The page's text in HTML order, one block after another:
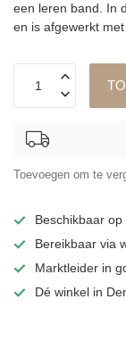
een leren band. In
en is afgewerkt met
Toevoegen om te
Beschikbaar
Bereikbaar via
Marktleider in
Dé winkel in